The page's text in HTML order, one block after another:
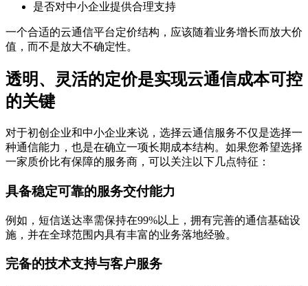
是否对中小企业提供合理支持
一个合适的云通信平台定价结构，应该随着业务增长而放大价
值，而不是放大不确定性。
透明、灵活的定价是实现云通信成本可控
的关键
对于初创企业和中小企业来说，选择云通信服务不仅是选择一
种通信能力，也是在确立一项长期成本结构。如果您希望选择
一家质价比有保障的服务商，可以关注以下几点特征：
具备稳定可靠的服务交付能力
例如，短信送达率需保持在99%以上，拥有完善的通信基础设
施，并在全球范围内具有丰富的业务落地经验。
完备的技术支持与客户服务